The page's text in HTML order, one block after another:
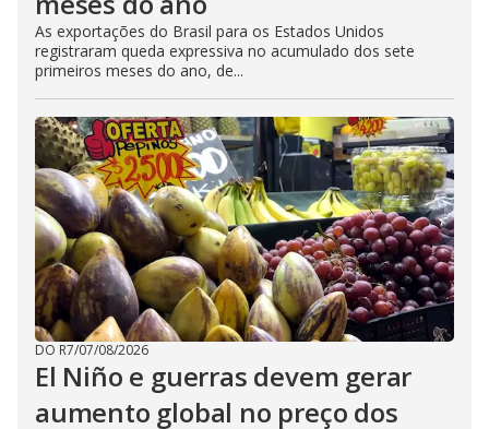
As exportações do Brasil para os Estados Unidos
registraram queda expressiva no acumulado dos sete
primeiros meses do ano, de...
DO R7/07/08/2026
El Niño e guerras devem gerar
aumento global no preço dos